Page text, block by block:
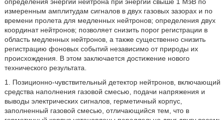
измеренным амплитудам сигналов в двух газовых зазорах и по
времени пролета для медленных нейтронов; определения двух
координат нейтронов; позволяет снизить порог регистрации в
область медленных нейтронов, а также существенно снизить
регистрацию фоновых событий независимо от природы их
происхождения. В этом заключается достижение нового
технического результата.
1. Позиционно-чувствительный детектор нейтронов, включающий
средства наполнения газовой смесью, подачи напряжения и
выводы электрических сигналов, герметичный корпус,
заполненный газовой смесью, отличающийся тем, что в